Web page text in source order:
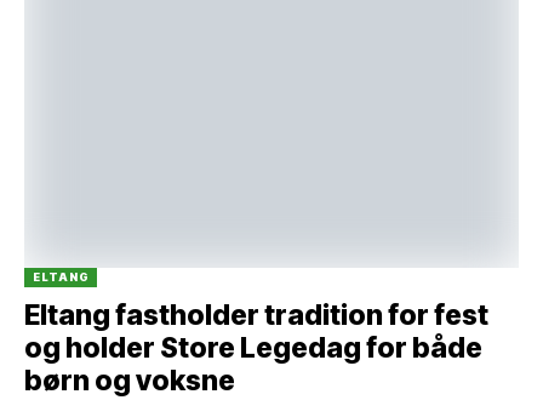
ELTANG
Eltang fastholder tradition for fest
og holder Store Legedag for både
børn og voksne